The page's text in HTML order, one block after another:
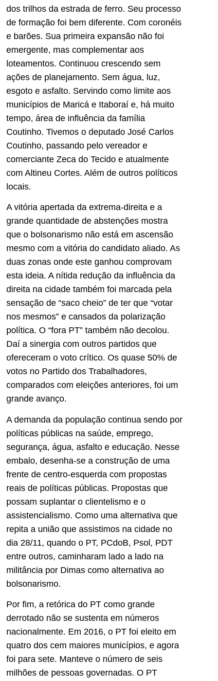
dos trilhos da estrada de ferro. Seu processo
de formação foi bem diferente. Com coronéis
e barões. Sua primeira expansão não foi
emergente, mas complementar aos
loteamentos. Continuou crescendo sem
ações de planejamento. Sem água, luz,
esgoto e asfalto. Servindo como limite aos
municípios de Maricá e Itaboraí e, há muito
tempo, área de influência da família
Coutinho. Tivemos o deputado José Carlos
Coutinho, passando pelo vereador e
comerciante Zeca do Tecido e atualmente
com Altineu Cortes. Além de outros políticos
locais.
A vitória apertada da extrema-direita e a
grande quantidade de abstenções mostra
que o bolsonarismo não está em ascensão
mesmo com a vitória do candidato aliado. As
duas zonas onde este ganhou comprovam
esta ideia. A nítida redução da influência da
direita na cidade também foi marcada pela
sensação de “saco cheio” de ter que “votar
nos mesmos” e cansados da polarização
política. O “fora PT” também não decolou.
Daí a sinergia com outros partidos que
ofereceram o voto crítico. Os quase 50% de
votos no Partido dos Trabalhadores,
comparados com eleições anteriores, foi um
grande avanço.
A demanda da população continua sendo por
políticas públicas na saúde, emprego,
segurança, água, asfalto e educação. Nesse
embalo, desenha-se a construção de uma
frente de centro-esquerda com propostas
reais de políticas públicas. Propostas que
possam suplantar o clientelismo e o
assistencialismo. Como uma alternativa que
repita a união que assistimos na cidade no
dia 28/11, quando o PT, PCdoB, Psol, PDT
entre outros, caminharam lado a lado na
militância por Dimas como alternativa ao
bolsonarismo.
Por fim, a retórica do PT como grande
derrotado não se sustenta em números
nacionalmente. Em 2016, o PT foi eleito em
quatro dos cem maiores municípios, e agora
foi para sete. Manteve o número de seis
milhões de pessoas governadas. O PT